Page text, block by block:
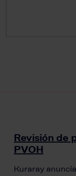
Revisión de
PVOH
Kuraray